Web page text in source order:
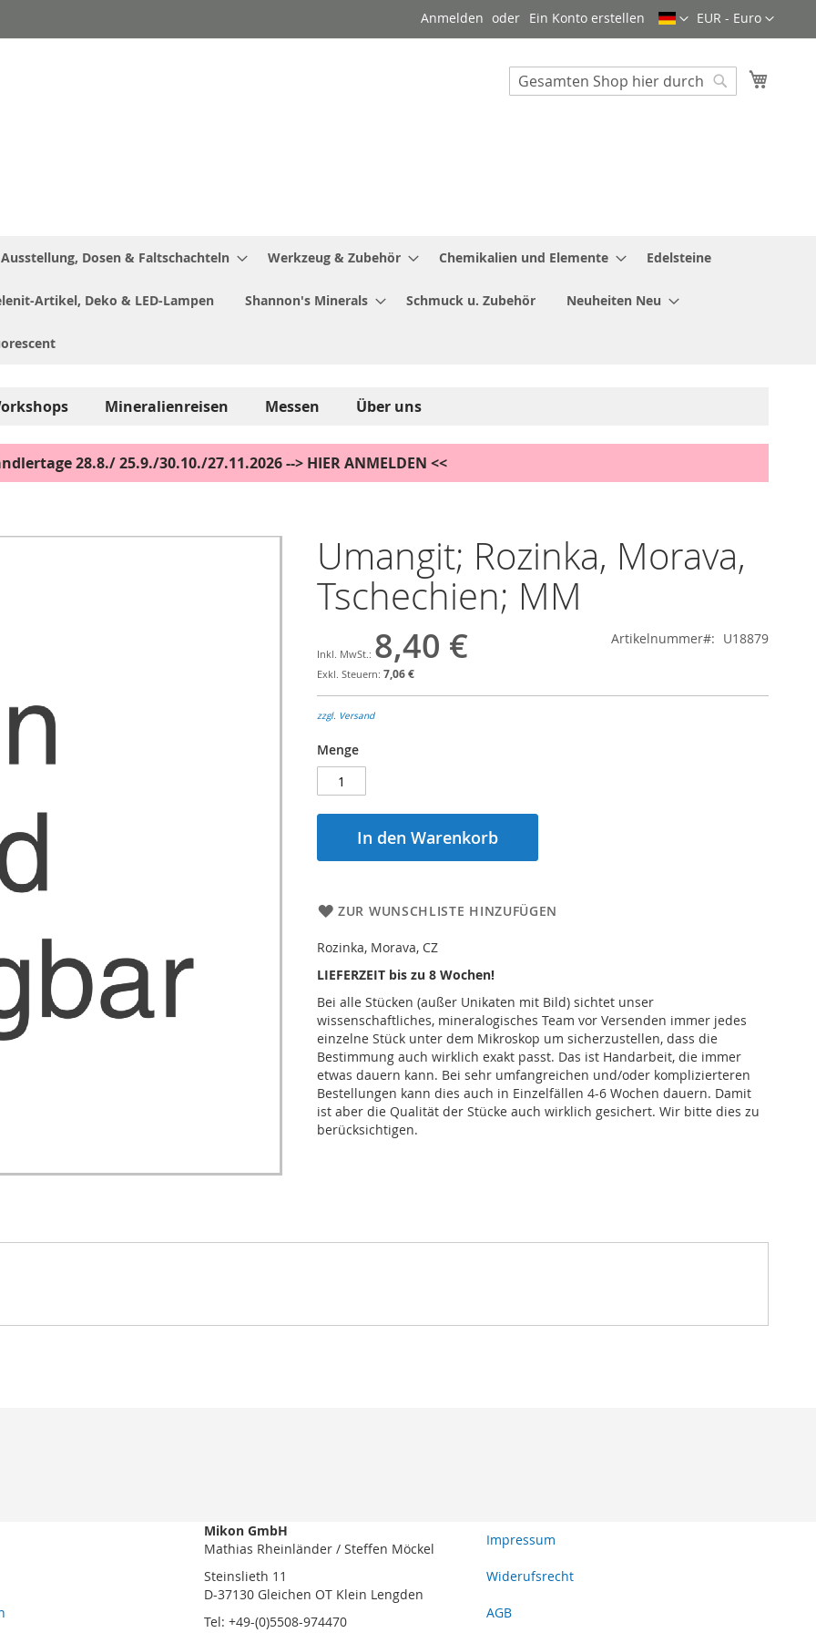
Währung
EUR - Euro
Sprache
Anmelden Ein Konto erstellen
Search
Ausstellung, Dosen & Faltschachteln Werkzeug & Zubehör Chemikalien und Elemente Edelsteine
Artikel, Deko & LED-Lampen Shannon's Minerals Schmuck u. Zubehör Neuheiten Neu
Mineralienreisen Messen Über uns
28.8./ 25.9./30.10./27.11.2026 --> HIER ANMELDEN <<
Umangit; Rozinka, Morava,
Tschechien; MM
8,40 €
7,06 €
Artikelnummer U18879
zzgl. Versand
Menge
In den Warenkorb
ZUR WUNSCHLISTE HINZUFÜGEN
Rozinka, Morava, CZ
LIEFERZEIT bis zu 8 Wochen!
Bei alle Stücken (außer Unikaten mit Bild) sichtet unser
wissenschaftliches, mineralogisches Team vor Versenden immer jedes
einzelne Stück unter dem Mikroskop um sicherzustellen, dass die
Bestimmung auch wirklich exakt passt. Das ist Handarbeit, die immer
etwas dauern kann. Bei sehr umfangreichen und/oder komplizierteren
Bestellungen kann dies auch in Einzelfällen 4-6 Wochen dauern. Damit
ist aber die Qualität der Stücke auch wirklich gesichert. Wir bitte dies zu
berücksichtigen.
Mikon GmbH
Mathias Rheinländer / Steffen Möckel
Steinslieth 11
D-37130 Gleichen OT Klein Lengden
Tel: +49-(0)5508-974470
Impressum
Widerufsrecht
AGB